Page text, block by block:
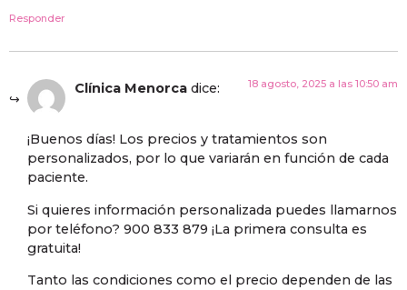
Responder
Clínica Menorca dice: 18 agosto, 2025 a las 10:50 am
¡Buenos días! Los precios y tratamientos son
personalizados, por lo que variarán en función de cada
paciente.
Si quieres información personalizada puedes llamarnos
por teléfono? 900 833 879 ¡La primera consulta es
gratuita!
Tanto las condiciones como el precio dependen de las